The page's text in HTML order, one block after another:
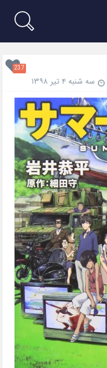
237
سه شنبه ۴ تیر ۱۳۹۸